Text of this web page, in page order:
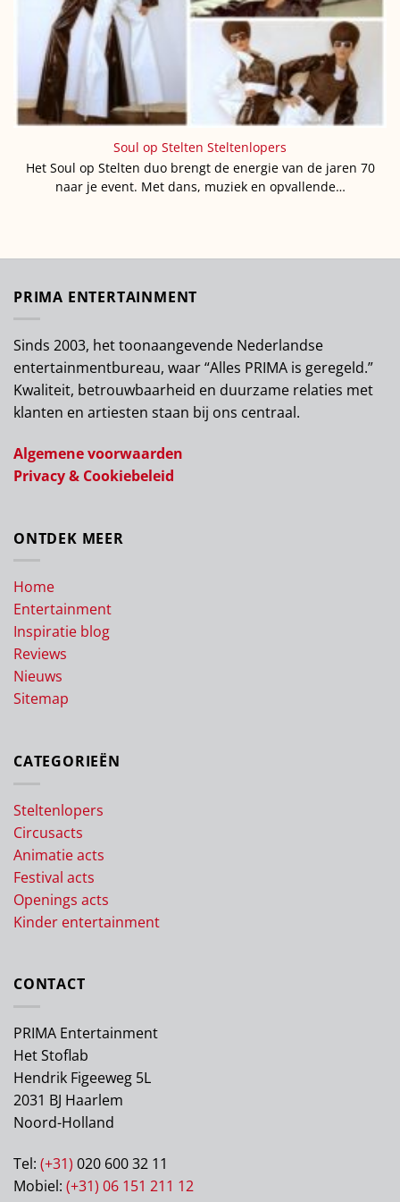
Soul op Stelten Steltenlopers
Het Soul op Stelten duo brengt de energie van de jaren 70
naar je event. Met dans, muziek en opvallende…
PRIMA ENTERTAINMENT
Sinds 2003, het toonaangevende Nederlandse
entertainmentbureau, waar “Alles PRIMA is geregeld.”
Kwaliteit, betrouwbaarheid en duurzame relaties met
klanten en artiesten staan bij ons centraal.
Algemene voorwaarden
Privacy & Cookiebeleid
ONTDEK MEER
Home
Entertainment
Inspiratie blog
Reviews
Nieuws
Sitemap
CATEGORIEËN
Steltenlopers
Circusacts
Animatie acts
Festival acts
Openings acts
Kinder entertainment
CONTACT
PRIMA Entertainment
Het Stoflab
Hendrik Figeeweg 5L
2031 BJ Haarlem
Noord-Holland
Tel: (+31) 020 600 32 11
Mobiel: (+31) 06 151 211 12